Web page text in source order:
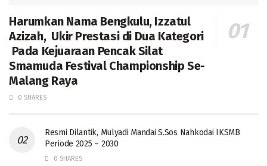
Harumkan Nama Bengkulu, Izzatul
Azizah, Ukir Prestasi di Dua Kategori
Pada Kejuaraan Pencak Silat
Smamuda Festival Championship Se-
Malang Raya
0 SHARES
Resmi Dilantik, Mulyadi Mandai S.Sos Nahkodai IKSMB
Periode 2025 – 2030
0 SHARES